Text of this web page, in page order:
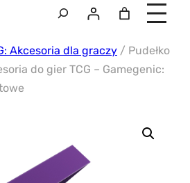
Szukaj
Akcesoria dla graczy / Pudełko
do gier TCG – Gamegenic: